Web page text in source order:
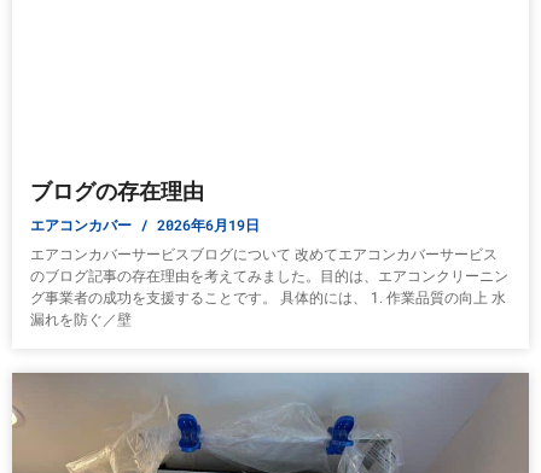
ブログの存在理由
エアコンカバー 2026年6月19日
エアコンカバーサービスブログについて 改めてエアコンカバーサービス
のブログ記事の存在理由を考えてみました。目的は、エアコンクリーニン
グ事業者の成功を支援することです。 具体的には、 1. 作業品質の向上 水
漏れを防ぐ／壁